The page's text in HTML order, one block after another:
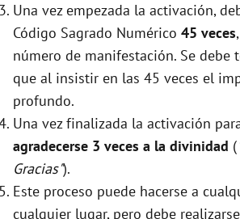
Una vez empezada la activación,
Código Sagrado Numérico 45 veces
número de manifestación. Se debe
que al insistir en las 45 veces el
profundo.
Una vez finalizada la activación
agradecerse 3 veces a la divinidad (
Gracias").
Este proceso puede hacerse a
cualquier lugar, pero debe